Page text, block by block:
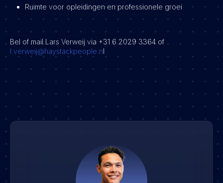
Ruimte voor opleidingen en professionele groei
Bel of mail Lars Verweij via +31 6 2029 3364 of
l.verweij@haystackpeople.nl